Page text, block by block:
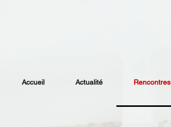
Accueil Actualité Rencontres